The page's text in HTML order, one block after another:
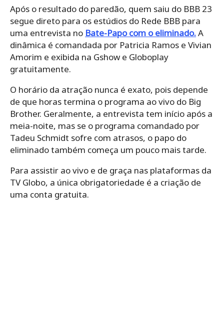
Após o resultado do paredão, quem saiu do BBB 23
segue direto para os estúdios do Rede BBB para
uma entrevista no Bate-Papo com o eliminado.A
dinâmica é comandada por Patricia Ramos e Vivian
Amorim e exibida na Gshow e Globoplay
gratuitamente.
O horário da atração nunca é exato, pois depende
de que horas termina o programa ao vivo do Big
Brother. Geralmente, a entrevista tem início após a
meia-noite, mas se o programa comandado por
Tadeu Schmidt sofre com atrasos, o papo do
eliminado também começa um pouco mais tarde.
Para assistir ao vivo e de graça nas plataformas da
TV Globo, a única obrigatoriedade é a criação de
uma conta gratuita.